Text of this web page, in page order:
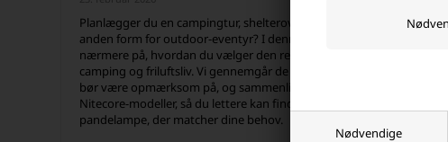
Nødvendige
Planlægger du en campingtur, shelterovernatning eller
anden form for outdoor-eventyr? I denne guide ser vi
nærmere på, hvordan du vælger den rette pandelampe til
camping og friluftsliv. Vi gennemgår de vigtigste ting, du
bør være opmærksom på, og sammenligner tre stærke
Nitecore-modeller, så du lettere kan finde den
pandelampe, der matcher dine behov.